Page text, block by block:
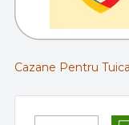
Cazane Pentru Tuica